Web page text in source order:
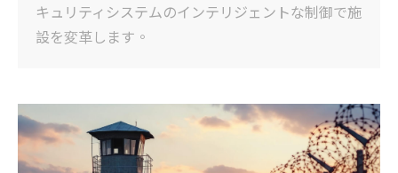
キュリティシステムのインテリジェントな制御で施
設を変革します。